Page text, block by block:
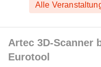
Alle
Artec 3D-Scanner
Eurotool